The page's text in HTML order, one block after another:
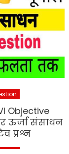
Objective
ऊर्जा संसाधन
प्रश्न